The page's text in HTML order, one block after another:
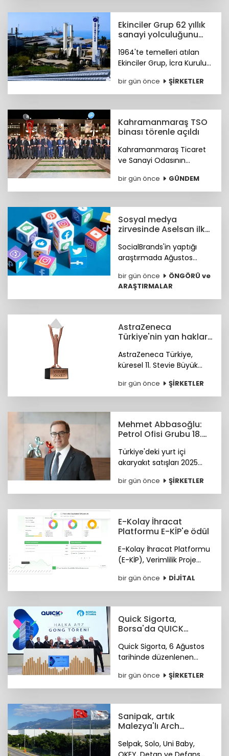
hedefliyor.
Ekinciler Grup 62 yıllık
sanayi yolculuğunu
1964'te temelleri atılan
Ekinciler Grup, İcra Kurulu
mesajıyla 62 yıllık köklü
sanayi mirasını ve küresel
bir gün önce ŞİRKETLER
Kahramanmaraş TSO
binası törenle açıldı
Kahramanmaraş Ticaret
ve Sanayi Odasının
depremlerinin ardından
yeniden inşa edilen yeni
törenle hizmete açıldı.
bir gün önce GÜNDEM
Sosyal medya
zirvesinde Aselsan ilk
SocialBrands'in yaptığı
araştırmada Ağustos
üçü Aselsan, MKE ve tabii
oldu.
bir gün önce
ÖNGÖRÜ ve
ARAŞTIRMALAR
AstraZeneca
Türkiye'nin yan haklar
uluslararası ödül
AstraZeneca Türkiye,
küresel 11. Stevie Büyük
Bronz Stevie Ödülü'nün
sahibi oldu. Ödüller 28
bir gün önce ŞİRKETLER
Mehmet Abbasoğlu:
Petrol Ofisi Grubu 18.
Türkiye'deki yurt içi
akaryakıt satışları 2025
yükseldi. Petrol Ofisi
Grubu, yurt içi toplam
zirvede kapattı.
bir gün önce ŞİRKETLER
E-Kolay İhracat
Platformu E-KİP'e ödül
E-Kolay İhracat Platformu
(E-KİP), Verimlilik Proje
Dönüşüm" kategorisinde
birincilik ödülüne layık
bir gün önce DİJİTAL
Quick Sigorta,
Borsa'da QUICK
görmeye başladı
Quick Sigorta, 6 Ağustos
tarihinde düzenlenen
işlem koduyla Borsa
İstanbul’da işlem görmeye
bir gün önce ŞİRKETLER
Sanipak, artık
Malezya'lı Arch
Selpak, Solo, Uni Baby,